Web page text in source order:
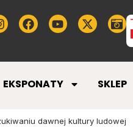
EKSPONATY SKLEP
dawnej kultury ludowej